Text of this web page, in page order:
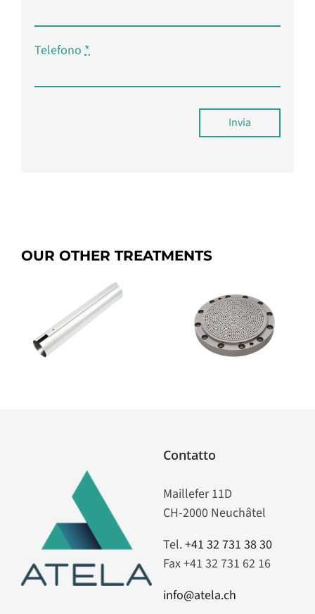
Telefono*
Invia
OUR OTHER TREATMENTS
Kanigen
Contatto
Maillefer 11D
CH-2000 Neuchâtel
Tel.+41 32 731 38 30
Fax +41 32 731 62 16
info@atela.ch